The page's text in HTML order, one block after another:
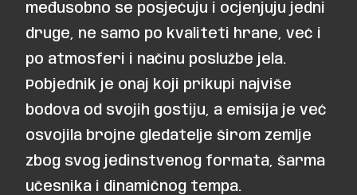
međusobno se posjećuju i ocjenjuju jedni
druge, ne samo po kvaliteti hrane, već i
po atmosferi i načinu poslužbe jela.
Pobjednik je onaj koji prikupi najviše
bodova od svojih gostiju, a emisija je već
osvojila brojne gledatelje širom zemlje
zbog svog jedinstvenog formata, šarma
učesnika i dinamičnog tempa.